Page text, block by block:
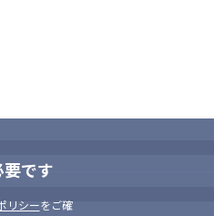
です
リシーをご確